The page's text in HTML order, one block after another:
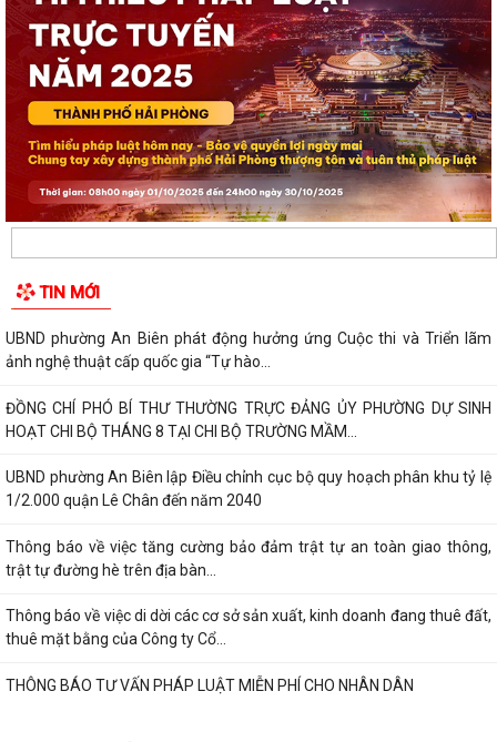
TIN MỚI
UBND phường An Biên phát động hưởng ứng Cuộc thi và Triển lãm
ảnh nghệ thuật cấp quốc gia “Tự hào...
ĐỒNG CHÍ PHÓ BÍ THƯ THƯỜNG TRỰC ĐẢNG ỦY PHƯỜNG DỰ SINH
HOẠT CHI BỘ THÁNG 8 TẠI CHI BỘ TRƯỜNG MẦM...
UBND phường An Biên lập Điều chỉnh cục bộ quy hoạch phân khu tỷ lệ
1/2.000 quận Lê Chân đến năm 2040
Thông báo về việc tăng cường bảo đảm trật tự an toàn giao thông,
trật tự đường hè trên địa bàn...
Thông báo về việc di dời các cơ sở sản xuất, kinh doanh đang thuê đất,
thuê mặt bằng của Công ty Cổ...
THÔNG BÁO TƯ VẤN PHÁP LUẬT MIỄN PHÍ CHO NHÂN DÂN